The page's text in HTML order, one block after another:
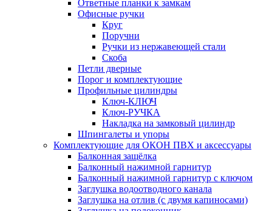
Ответные планки к замкам
Офисные ручки
Круг
Поручни
Ручки из нержавеющей стали
Скоба
Петли дверные
Порог и комплектующие
Профильные цилиндры
Ключ-КЛЮЧ
Ключ-РУЧКА
Накладка на замковый цилиндр
Шпингалеты и упоры
Комплектующие для ОКОН ПВХ и аксессуары
Балконная защёлка
Балконный нажимной гарнитур
Балконный нажимной гарнитур с ключом
Заглушка водоотводного канала
Заглушка на отлив (с двумя капиносами)